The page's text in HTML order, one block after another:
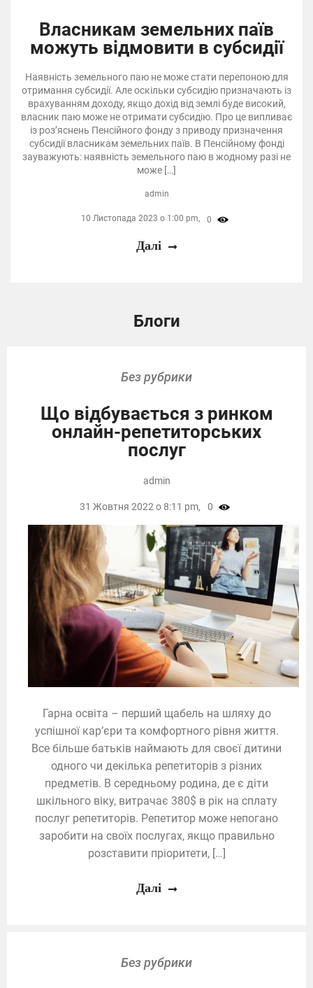
Власникам земельних паїв
можуть відмовити в субсидії
Наявність земельного паю не може стати перепоною для
отримання субсидії. Але оскільки субсидію призначають із
врахуванням доходу, якщо дохід від землі буде високий,
власник паю може не отримати субсидію. Про це випливає
із роз’яснень Пенсійного фонду з приводу призначення
субсидії власникам земельних паїв. В Пенсійному фонді
зауважують: наявність земельного паю в жодному разі не
може […]
admin
10 Листопада 2023 о 1:00 pm, 0
Далі
Блоги
Без рубрики
Що відбувається з ринком
онлайн-репетиторських
послуг
Гарна освіта – перший щабель на шляху до
успішної кар’єри та комфортного рівня життя.
Все більше батьків наймають для своєї дитини
одного чи декілька репетиторів з різних
предметів. В середньому родина, де є діти
шкільного віку, витрачає 380$ в рік на сплату
послуг репетиторів. Репетитор може непогано
заробити на своїх послугах, якщо правильно
розставити пріоритети, […]
admin
31 Жовтня 2022 о 8:11 pm, 0
Далі
Без рубрики